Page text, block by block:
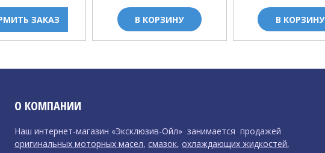
ЗАКАЗ В КОРЗИНУ В КОРЗИНУ
О КОМПАНИИ
Наш интернет-магазин «Эксклюзив-Ойл» занимается продажей
оригинальных моторных масел, смазок, охлаждающих жидкостей,